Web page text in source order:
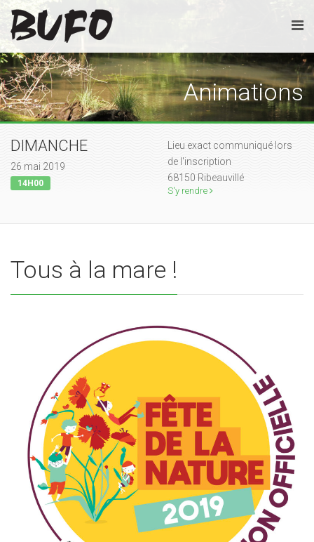
Animations
DIMANCHE
26 mai 2019
14H00
Lieu exact communiqué lors
de l'inscription
68150 Ribeauvillé
S'y rendre
Tous à la mare !